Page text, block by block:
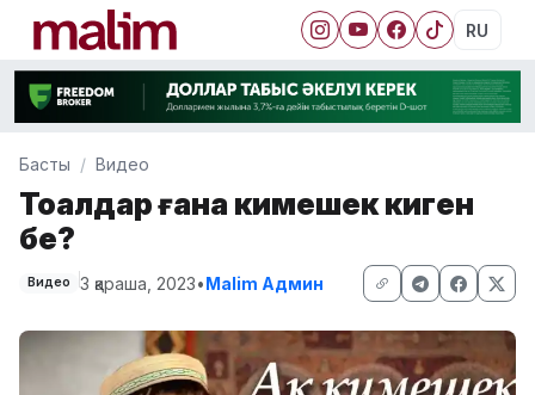
RU
Басты Видео
Тоқалдар ғана кимешек киген
бе?
Видео 3 қараша, 2023•Malim Админ